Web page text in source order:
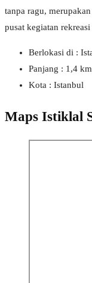
tanpa ragu,
pusat kegiatan
Berlokasi di :
Panjang : 1,4 km
Kota : Istanbul
Maps Istiklal